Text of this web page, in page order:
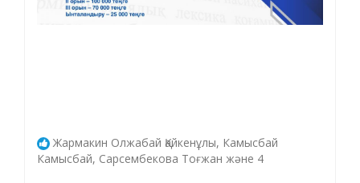
Жармакин Олжабай Қайкенұлы, Камысбай
Камысбай, Сарсембекова Тоғжан және 4